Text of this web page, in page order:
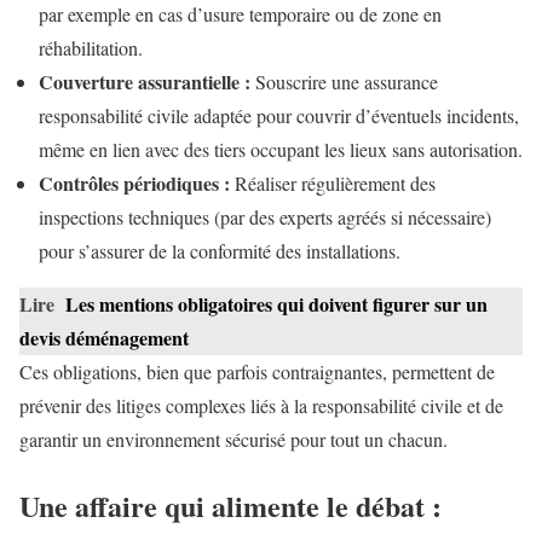
par exemple en cas d’usure temporaire ou de zone en
réhabilitation.
Couverture assurantielle : Souscrire une assurance
responsabilité civile adaptée pour couvrir d’éventuels incidents,
même en lien avec des tiers occupant les lieux sans autorisation.
Contrôles périodiques : Réaliser régulièrement des
inspections techniques (par des experts agréés si nécessaire)
pour s’assurer de la conformité des installations.
Lire Les mentions obligatoires qui doivent figurer sur un
devis déménagement
Ces obligations, bien que parfois contraignantes, permettent de
prévenir des litiges complexes liés à la responsabilité civile et de
garantir un environnement sécurisé pour tout un chacun.
Une affaire qui alimente le débat :